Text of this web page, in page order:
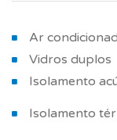
Ar
Vidros duplos
Isolamento
Isolamento